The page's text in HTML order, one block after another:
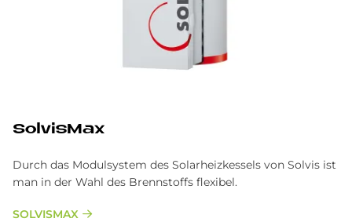
SolvisMax
Durch das Modulsystem des Solarheizkessels von Solvis ist
man in der Wahl des Brennstoffs flexibel.
SOLVISMAX